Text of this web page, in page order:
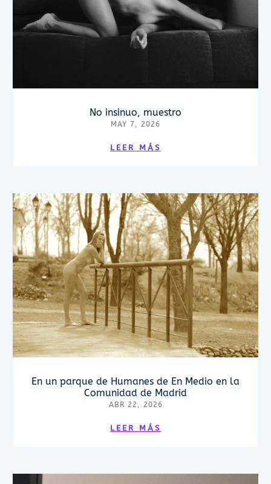
No insinuo, muestro
MAY 7, 2026
LEER MÁS
En un parque de Humanes de En Medio en la
Comunidad de Madrid
ABR 22, 2026
LEER MÁS